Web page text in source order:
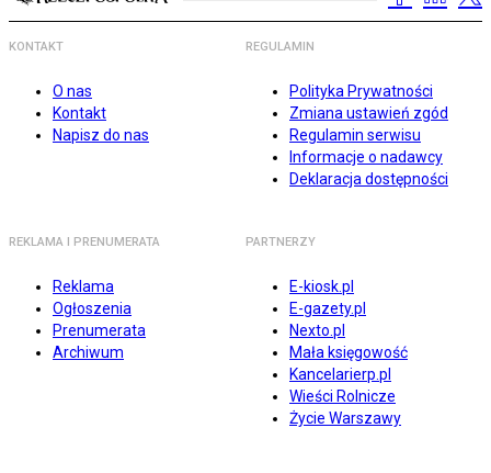
KONTAKT
O nas
Kontakt
Napisz do nas
REGULAMIN
Polityka Prywatności
Zmiana ustawień zgód
Regulamin serwisu
Informacje o nadawcy
Deklaracja dostępności
REKLAMA I PRENUMERATA
Reklama
Ogłoszenia
Prenumerata
Archiwum
PARTNERZY
E-kiosk.pl
E-gazety.pl
Nexto.pl
Mała księgowość
Kancelarierp.pl
Wieści Rolnicze
Życie Warszawy